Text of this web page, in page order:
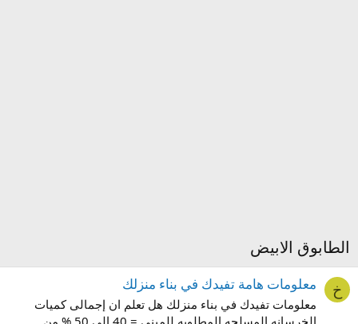
الطابوق الابيض
خ معلومات هامة تفيدك في بناء منزلك
معلومات تفيدك في بناء منزلك هل تعلم ان إجمالى كميات